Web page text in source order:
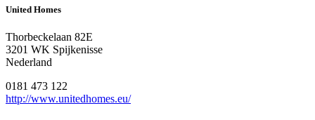
United Homes
Thorbeckelaan 82E
3201 WK Spijkenisse
Nederland
0181 473 122
http://www.unitedhomes.eu/